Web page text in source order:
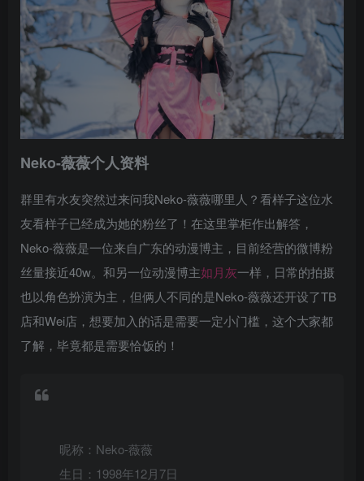
Neko-薇薇个人资料
群里有水友突然过来问我Neko-薇薇哪里人？看样子这位水
友看样子已经成为她的粉丝了！在这里掌柜作出解答，
Neko-薇薇是一位来自广东的动漫博主，目前经营的微博粉
丝量接近40w。和另一位动漫博主如月灰一样，日常的拍摄
也以角色扮演为主，但俩人不同的是Neko-薇薇还开设了TB
店和Wei店，想要加入的话是需要一定小门槛，这个大家都
了解，毕竟都是需要恰饭的！
昵称：Neko-薇薇
生日：1998年12月7日